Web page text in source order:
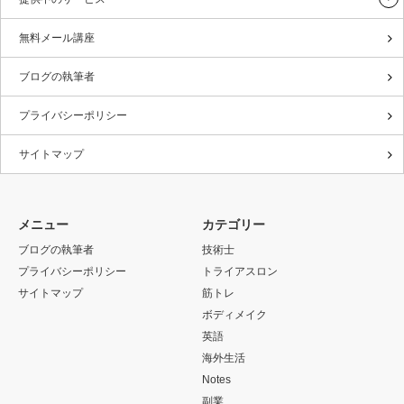
無料メール講座
ブログの執筆者
プライバシーポリシー
サイトマップ
メニュー
ブログの執筆者
プライバシーポリシー
サイトマップ
カテゴリー
技術士
トライアスロン
筋トレ
ボディメイク
英語
海外生活
Notes
副業